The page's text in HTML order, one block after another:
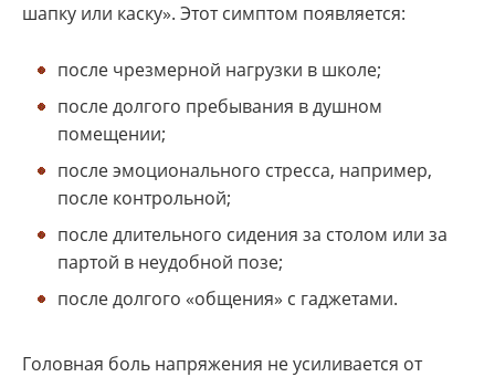
шапку или каску». Этот симптом появляется:
после чрезмерной нагрузки в школе;
после долгого пребывания в душном
помещении;
после эмоционального стресса, например,
после контрольной;
после длительного сидения за столом или за
партой в неудобной позе;
после долгого «общения» с гаджетами.
Головная боль напряжения не усиливается от